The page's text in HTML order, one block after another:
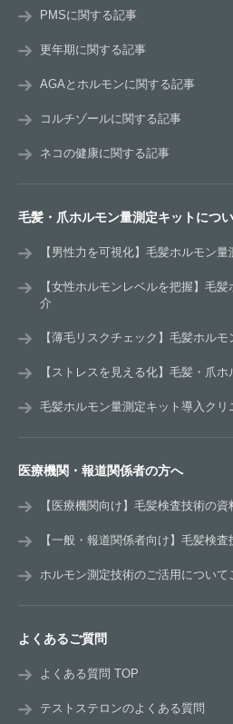
PMSに関する記事
更年期に関する記事
AGAとホルモンに関する記事
コルチゾールに関する記事
ネコの健康に関する記事
毛髪・爪ホルモン量測定キットにつ
【男性力を可視化】毛髪ホルモン
【女性ホルモンレベルを把握】毛
介
【薄毛リスクチェック】毛髪ホル
【ストレスを見える化】毛髪・爪
毛髪ホルモン量測定キット導入クリ
医療機関・報道関係者の方へ
【医療機関向け】毛髪検査技術の
【一般・報道関係者向け】毛髪検
ホルモン測定技術のご活用について
よくあるご質問
よくある質問 TOP
テストステロンのよくある質問